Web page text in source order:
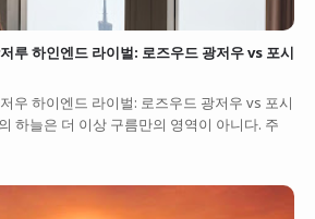
루 하인엔드 라이벌: 로즈우드 광저우 vs 포시
우 하이엔드 라이벌: 로즈우드 광저우 vs 포시
늘은 더 이상 구름만의 영역이 아니다. 주